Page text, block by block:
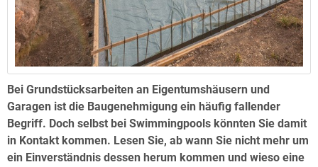
Bei Grundstücksarbeiten an Eigentumshäusern und
Garagen ist die Baugenehmigung ein häufig fallender
Begriff. Doch selbst bei Swimmingpools könnten Sie damit
in Kontakt kommen. Lesen Sie, ab wann Sie nicht mehr um
ein Einverständnis dessen herum kommen und wieso eine